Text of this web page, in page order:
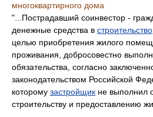
многоквартирного дома
"...Пострадавший соинвестор -
денежные средства в строительство
целью приобретения жилого
проживания, добросовестно
обязательства, согласно
законодательством Российской
которому застройщик не выполнил
строительству и предоставлению